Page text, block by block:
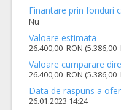
Finantare prin fonduri
Nu
Valoare estimata
26.400,00 RON (5.386,00
Valoare cumparare
26.400,00 RON (5.386,00
Data de raspuns a
26.01.2023 14:24